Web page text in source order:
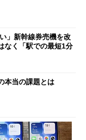
」新幹線券売機を改
く「駅での最短1分
本当の課題とは